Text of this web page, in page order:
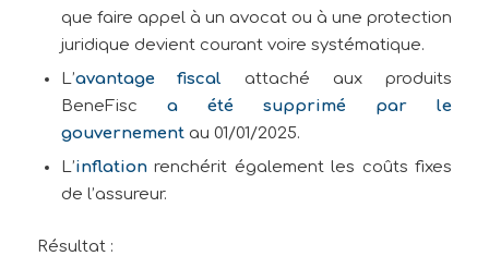
que faire appel à un avocat ou à une protection
juridique devient courant voire systématique.
L’avantage fiscal attaché aux produits
BeneFisc a été supprimé par le
gouvernementau 01/01/2025.
L’inflationrenchérit également les coûts fixes
de l’assureur.
Résultat :